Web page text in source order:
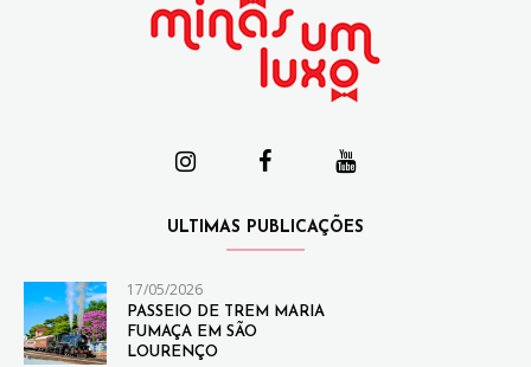
ULTIMAS PUBLICAÇÕES
17/05/2026
PASSEIO DE TREM MARIA
FUMAÇA EM SÃO
LOURENÇO